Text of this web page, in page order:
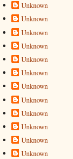
Unknown
Unknown
Unknown
Unknown
Unknown
Unknown
Unknown
Unknown
Unknown
Unknown
Unknown
Unknown